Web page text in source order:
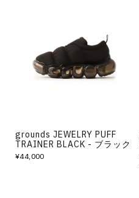
grounds JEWELRY PUFF
TRAINER BLACK - ブラック
¥44,000